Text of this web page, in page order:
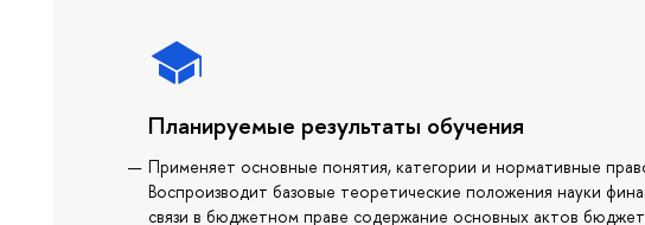
Планируемые результаты обучения
Применяет основные понятия, категории и нормативные
Воспроизводит базовые теоретические положения науки
связи в бюджетном праве содержание основных актов